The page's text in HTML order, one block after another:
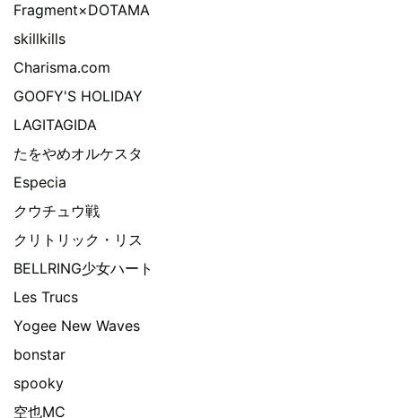
Fragment×DOTAMA
skillkills
Charisma.com
GOOFY'S HOLIDAY
LAGITAGIDA
たをやめオルケスタ
Especia
クウチュウ戦
クリトリック・リス
BELLRING少女ハート
Les Trucs
Yogee New Waves
bonstar
spooky
空也MC